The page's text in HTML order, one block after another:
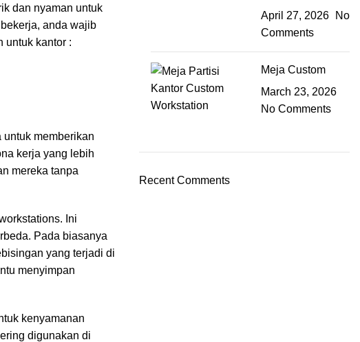
dan nyaman untuk
anda wajib
untuk kantor :
memberikan
kerja yang lebih
mereka tanpa
Ini
Pada biasanya
yang terjadi di
menyimpan
kenyamanan
digunakan di
April 27, 2026
No
Comments
Meja Custom
March 23, 2026
No Comments
Recent Comments